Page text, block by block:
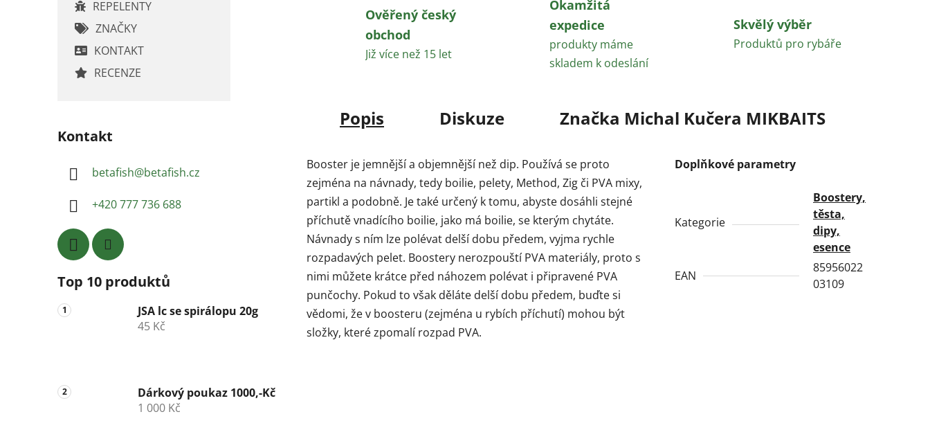
REPELENTY
ZNAČKY
KONTAKT
RECENZE
Kontakt
betafish@betafish.cz
+420 777 736 688
Top 10 produktů
JSA lc se spirálopu 20g
45 Kč
Dárkový poukaz 1000,-Kč
1 000 Kč
Ověřený český
obchod
Již více než 15 let
Okamžitá
expedice
produkty máme
skladem k odeslání
Skvělý výběr
Produktů pro rybáře
Popis Diskuze Značka Michal Kučera MIKBAITS
Booster je jemnější a objemnější než dip. Používá se proto
zejména na návnady, tedy boilie, pelety, Method, Zig či PVA mixy,
partikl a podobně. Je také určený k tomu, abyste dosáhli stejné
příchutě vnadícího boilie, jako má boilie, se kterým chytáte.
Návnady s ním lze polévat delší dobu předem, vyjma rychle
rozpadavých pelet. Boostery nerozpouští PVA materiály, proto s
nimi můžete krátce před náhozem polévat i připravené PVA
punčochy. Pokud to však děláte delší dobu předem, buďte si
vědomi, že v boosteru (zejména u rybích příchutí) mohou být
složky, které zpomalí rozpad PVA.
Doplňkové parametry
Kategorie
Boostery,
těsta,
dipy,
esence
EAN
85956022
03109